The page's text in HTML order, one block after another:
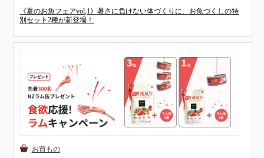
《夏のお魚フェアvol,1》暑さに負けない体づくりに、お魚づくしの特
別セット2種が新登場！